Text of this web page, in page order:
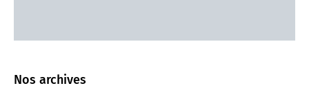
Nos archives